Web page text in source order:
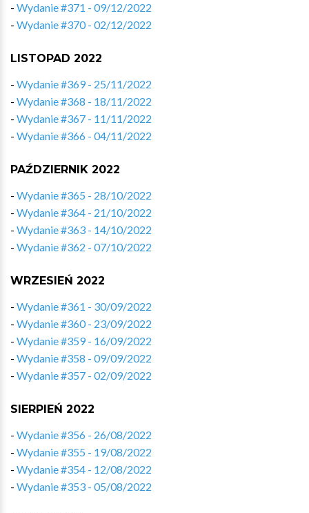
- Wydanie #371 - 09/12/2022
- Wydanie #370 - 02/12/2022
LISTOPAD 2022
- Wydanie #369 - 25/11/2022
- Wydanie #368 - 18/11/2022
- Wydanie #367 - 11/11/2022
- Wydanie #366 - 04/11/2022
PAŹDZIERNIK 2022
- Wydanie #365 - 28/10/2022
- Wydanie #364 - 21/10/2022
- Wydanie #363 - 14/10/2022
- Wydanie #362 - 07/10/2022
WRZESIEŃ 2022
- Wydanie #361 - 30/09/2022
- Wydanie #360 - 23/09/2022
- Wydanie #359 - 16/09/2022
- Wydanie #358 - 09/09/2022
- Wydanie #357 - 02/09/2022
SIERPIEŃ 2022
- Wydanie #356 - 26/08/2022
- Wydanie #355 - 19/08/2022
- Wydanie #354 - 12/08/2022
- Wydanie #353 - 05/08/2022